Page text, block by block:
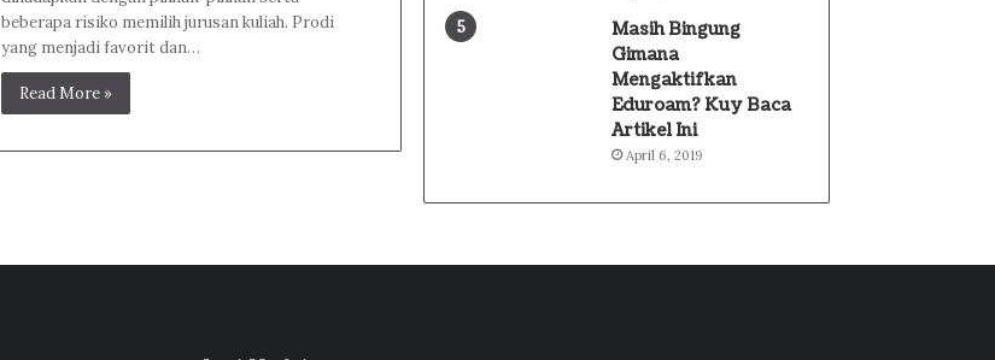
beberapa risiko memilih jurusan kuliah. Prodi
yang menjadi favorit dan…
Read More »
Masih Bingung
Gimana
Mengaktifkan
Eduroam? Kuy Baca
Artikel Ini
April 6, 2019